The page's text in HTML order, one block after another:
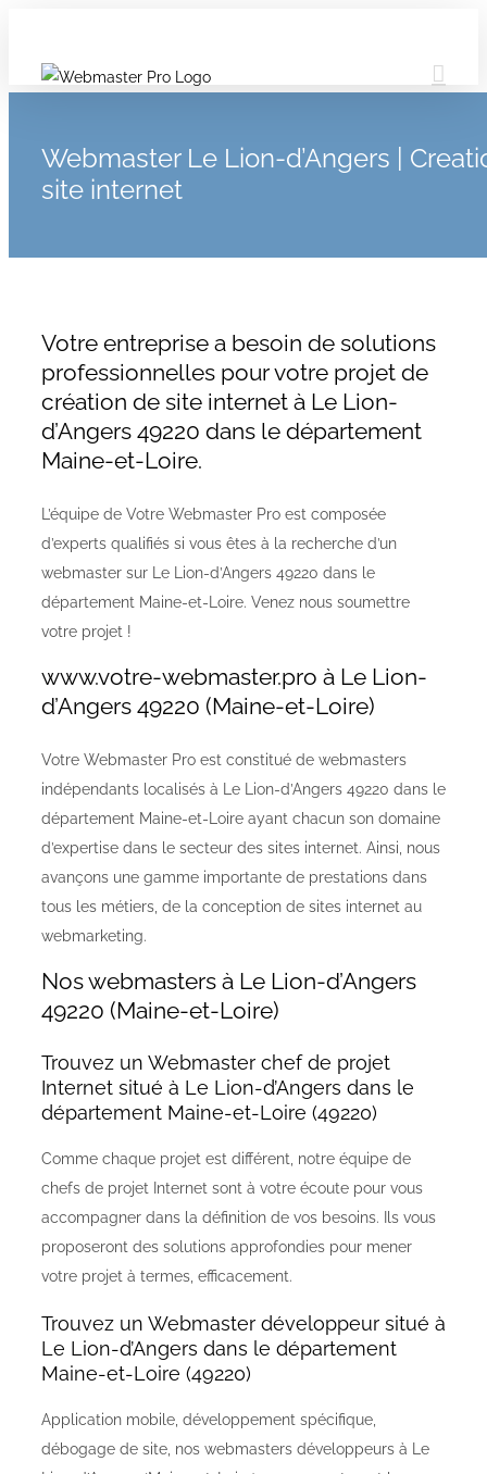
Webmaster Le Lion-d’Angers |
site internet
Votre entreprise a besoin de solutions
professionnelles pour votre projet de
création de site internet à Le Lion-
d’Angers 49220 dans le département
Maine-et-Loire.
L’équipe de Votre Webmaster Pro est composée
d’experts qualifiés si vous êtes à la recherche d’un
webmaster sur Le Lion-d’Angers 49220 dans le
département Maine-et-Loire. Venez nous soumettre
votre projet !
www.votre-webmaster.pro à Le Lion-
d’Angers 49220 (Maine-et-Loire)
Votre Webmaster Pro est constitué de webmasters
indépendants localisés à Le Lion-d’Angers 49220 dans le
département Maine-et-Loire ayant chacun son domaine
d’expertise dans le secteur des sites internet. Ainsi, nous
avançons une gamme importante de prestations dans
tous les métiers, de la conception de sites internet au
webmarketing.
Nos webmasters à Le Lion-d’Angers
49220 (Maine-et-Loire)
Trouvez un Webmaster chef de projet
Internet situé à Le Lion-d’Angers dans le
département Maine-et-Loire (49220)
Comme chaque projet est différent, notre équipe de
chefs de projet Internet sont à votre écoute pour vous
accompagner dans la définition de vos besoins. Ils vous
proposeront des solutions approfondies pour mener
votre projet à termes, efficacement.
Trouvez un Webmaster développeur situé à
Le Lion-d’Angers dans le département
Maine-et-Loire (49220)
Application mobile, développement spécifique,
débogage de site, nos webmasters développeurs à Le